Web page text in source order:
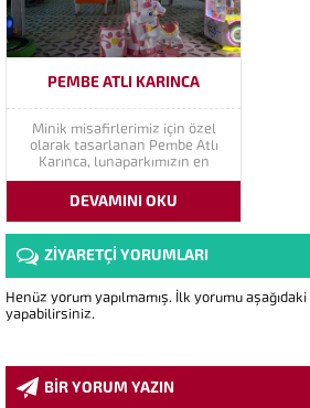
PEMBE ATLI KARINCA
Minik misafirlerimiz için özel
olarak tasarlanan Pembe Atlı
Karınca, lunaparkımızın en
sevimli ve en çok ilgi gören
oyuncaklarından biridir. Renkli
tasarımı ve yumuşak dönüş
hareketi sayesinde çocuklar
hem güvenli hem de eğlenceli bir
deneyim yaşar. Atlı karıncamız,
özellikle küçük yaş...
DEVAMINI OKU
ZİYARETÇİ YORUMLARI
Henüz yorum yapılmamış. İlk yorumu aşağıdaki
yapabilirsiniz.
BİR YORUM YAZIN